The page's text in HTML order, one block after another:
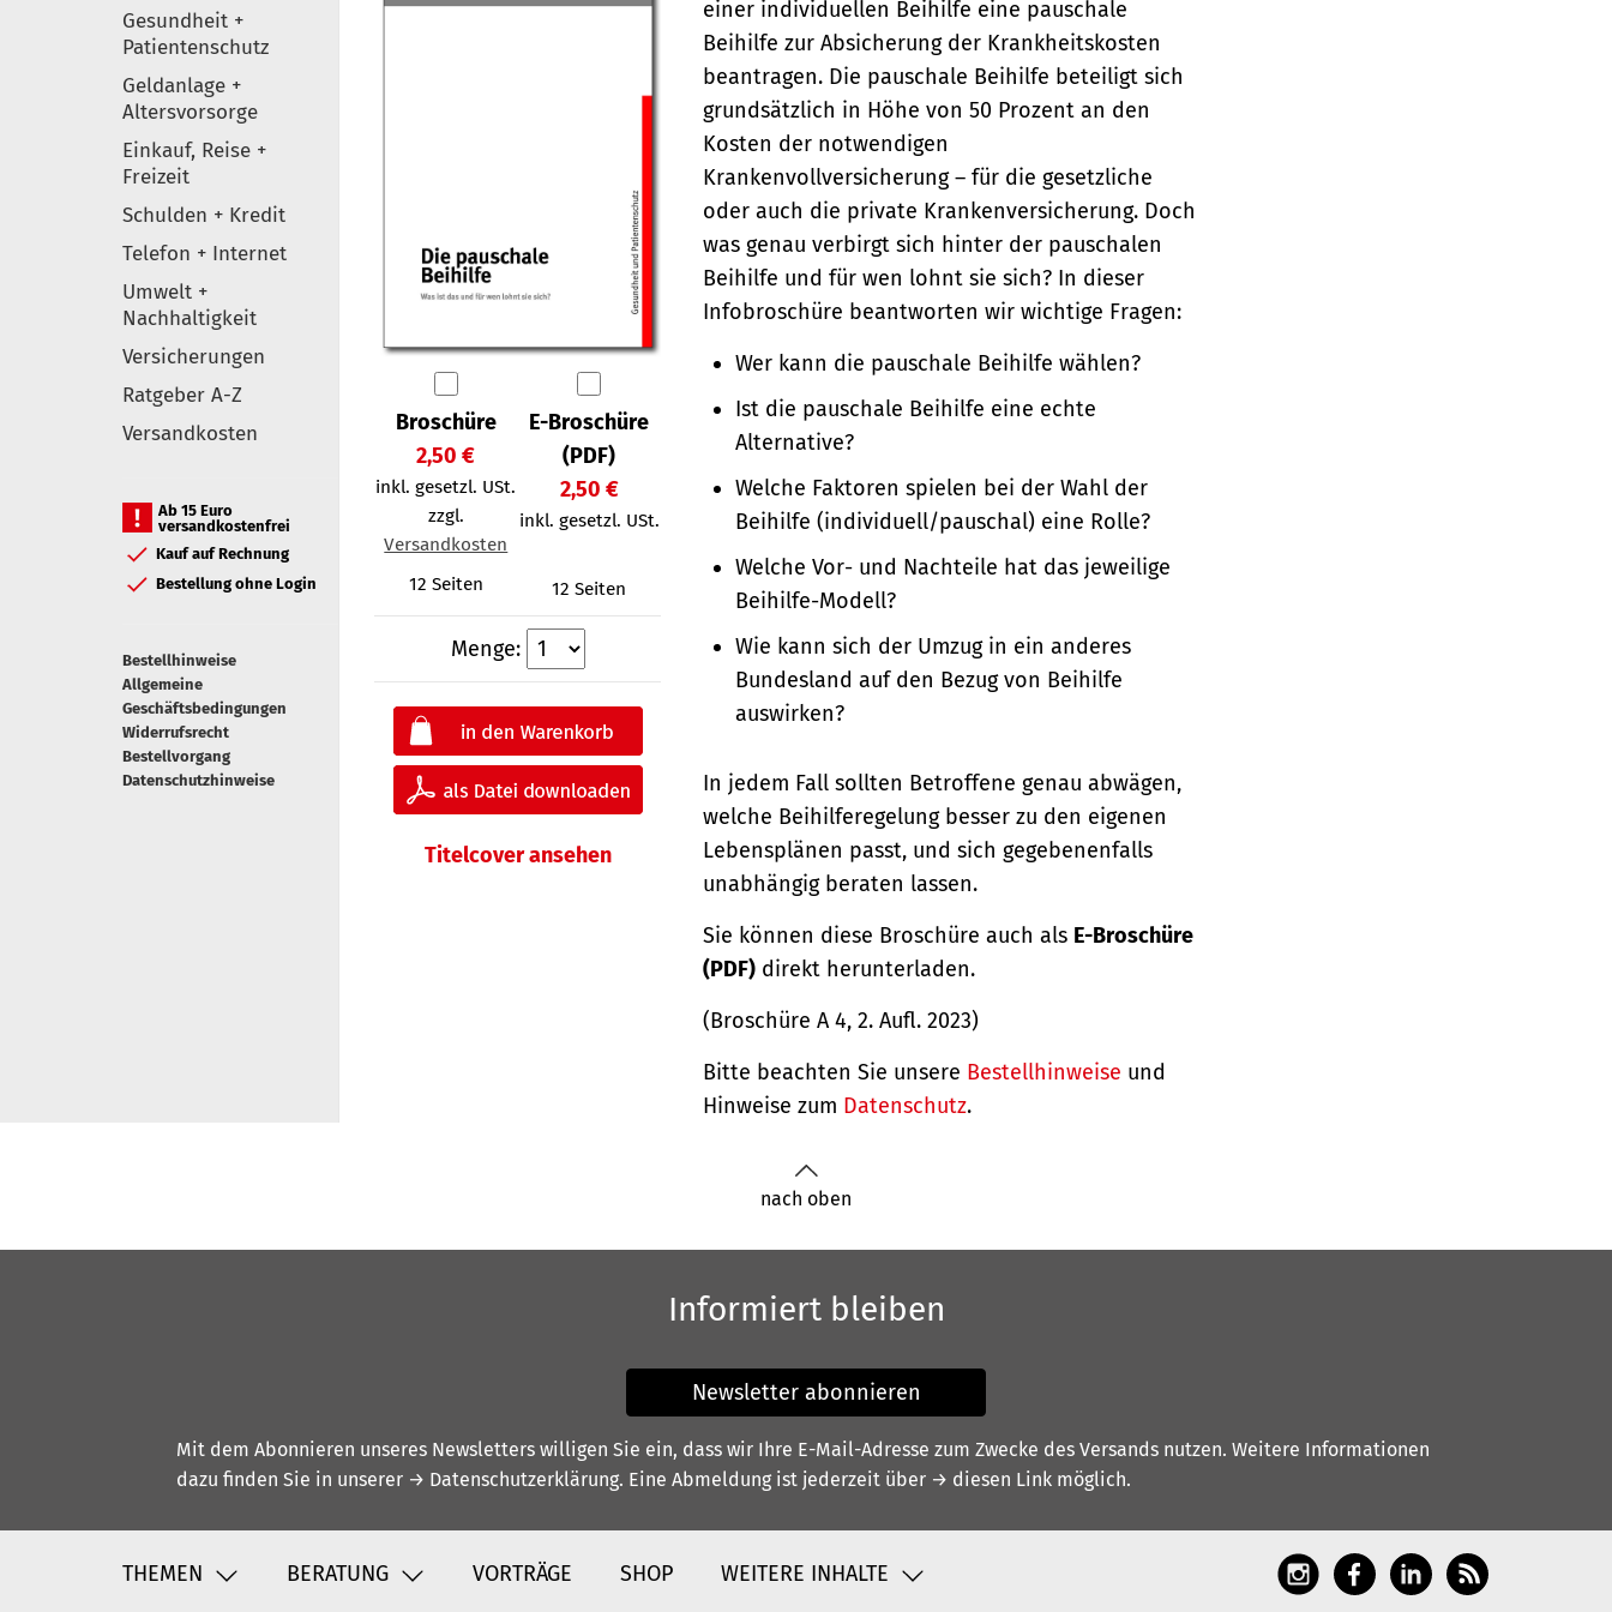
Gesundheit +
Patientenschutz
Geldanlage +
Altersvorsorge
Einkauf, Reise +
Freizeit
Schulden + Kredit
Telefon + Internet
Umwelt +
Nachhaltigkeit
Versicherungen
Ratgeber A-Z
Versandkosten
Ab 15 Euro
versandkostenfrei
Kauf auf Rechnung
Bestellung ohne Login
Bestellhinweise
Allgemeine
Geschäftsbedingungen
Widerrufsrecht
Bestellvorgang
Datenschutzhinweise
Broschüre
2,50 €
inkl. gesetzl. USt.
zzgl.
Versandkosten
12 Seiten
E-Broschüre
(PDF)
2,50 €
inkl. gesetzl. USt.
12 Seiten
Menge:
Titelcover ansehen
einer individuellen Beihilfe eine pauschale
Beihilfe zur Absicherung der Krankheitskosten
beantragen. Die pauschale Beihilfe beteiligt sich
grundsätzlich in Höhe von 50 Prozent an den
Kosten der notwendigen
Krankenvollversicherung – für die gesetzliche
oder auch die private Krankenversicherung. Doch
was genau verbirgt sich hinter der pauschalen
Beihilfe und für wen lohnt sie sich? In dieser
Infobroschüre beantworten wir wichtige Fragen:
Wer kann die pauschale Beihilfe wählen?
Ist die pauschale Beihilfe eine echte
Alternative?
Welche Faktoren spielen bei der Wahl der
Beihilfe (individuell/pauschal) eine Rolle?
Welche Vor- und Nachteile hat das jeweilige
Beihilfe-Modell?
Wie kann sich der Umzug in ein anderes
Bundesland auf den Bezug von Beihilfe
auswirken?
In jedem Fall sollten Betroffene genau abwägen,
welche Beihilferegelung besser zu den eigenen
Lebensplänen passt, und sich gegebenenfalls
unabhängig beraten lassen.
Sie können diese Broschüre auch als E-Broschüre
(PDF) direkt herunterladen.
(Broschüre A 4, 2. Aufl. 2023)
Bitte beachten Sie unsere Bestellhinweise und
Hinweise zum Datenschutz.
nach oben
Informiert bleiben
Newsletter abonnieren
Mit dem Abonnieren unseres Newsletters willigen Sie ein, dass wir Ihre E-Mail-Adresse zum Zwecke des Versands nutzen. Weitere Informationen
dazu finden Sie in unserer → Datenschutzerklärung. Eine Abmeldung ist jederzeit über → diesen Link möglich.
THEMEN BERATUNG VORTRÄGE SHOP WEITERE INHALTE